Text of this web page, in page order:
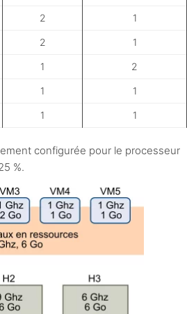
2 1
2 1
1 2
1 1
1 1
configurée pour le processeur
%.